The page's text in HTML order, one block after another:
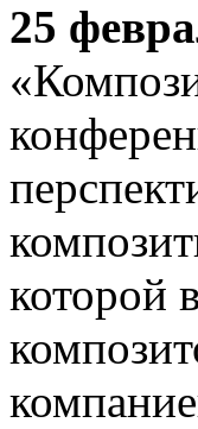
25
которой